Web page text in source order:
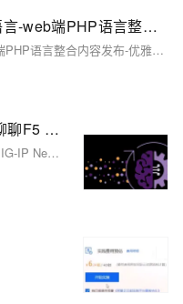
【02】客户端服务端C语言-go语言-web端PHP语言整合内容发布-优雅草网络设备监控系统-2月12日优雅草简化Centos stream8安装zabbix7教程-本搭建教程非docker搭建教程-优雅草solution
【02】客户端服务端C语言-go语言-web端PHP语言整合内容发布-优雅草网络设备监控系统-2月12日优雅草简化Centos stream8安装zabbix7教程-本搭建教程非docker搭建教程-优雅草solution
有效抵御网络应用及API威胁，聊聊F5 BIG-IP Next Web应用防火墙
有效抵御网络应用及API威胁，聊聊F5 BIG-IP Next Web应用防火墙